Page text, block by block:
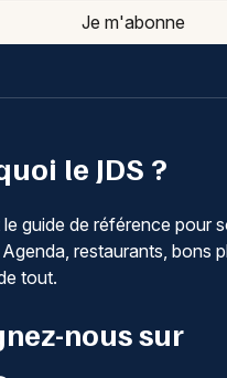
le JDS ?
guide de référence pour
restaurants, bons
tout.
nous sur
Je m'abonne